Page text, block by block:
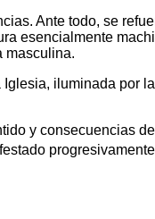
Ante todo, se
esencialmente
masculina.
iluminada por
y consecuencias